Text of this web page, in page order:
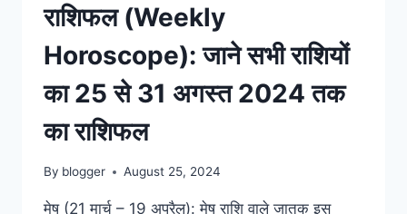
राशिफल (Weekly
Horoscope): जाने सभी राशियों
का 25 से 31 अगस्त 2024 तक
का राशिफल
By blogger August 25, 2024
मेष (21 मार्च – 19 अप्रैल): मेष राशि वाले जातक इस